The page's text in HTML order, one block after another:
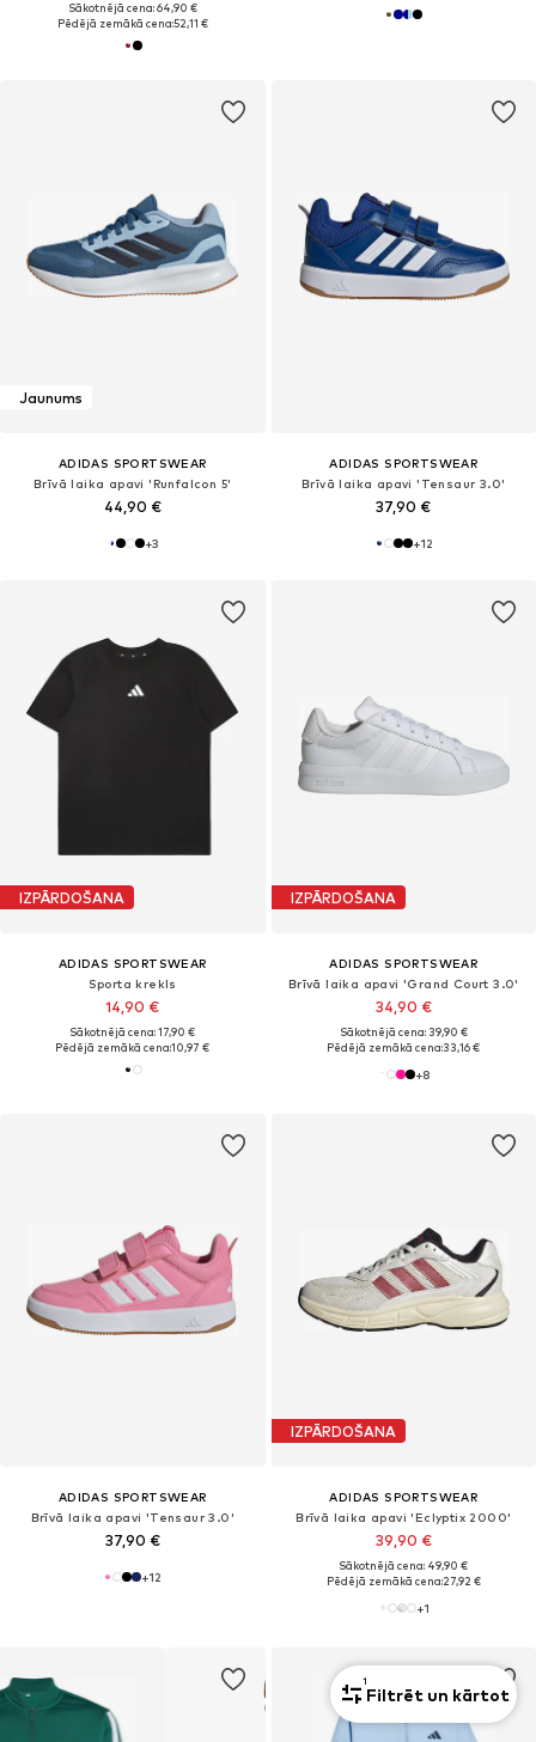
Sākotnējā cena: 64,90 €
Pēdējā zemākā cena:52,11 €
Jaunums
ADIDAS SPORTSWEAR
Brīvā laika apavi 'Runfalcon 5'
44,90 €
+3
ADIDAS SPORTSWEAR
Brīvā laika apavi 'Tensaur 3.0'
37,90 €
+12
IZPĀRDOŠANA
ADIDAS SPORTSWEAR
Sporta krekls
14,90 €
Sākotnējā cena: 17,90 €
Pēdējā zemākā cena:10,97 €
IZPĀRDOŠANA
ADIDAS SPORTSWEAR
Brīvā laika apavi 'Grand Court 3.0'
34,90 €
Sākotnējā cena: 39,90 €
Pēdējā zemākā cena:33,16 €
+8
ADIDAS SPORTSWEAR
Brīvā laika apavi 'Tensaur 3.0'
37,90 €
+12
IZPĀRDOŠANA
ADIDAS SPORTSWEAR
Brīvā laika apavi 'Eclyptix 2000'
39,90 €
Sākotnējā cena: 49,90 €
Pēdējā zemākā cena:27,92 €
+1
1
Filtrēt un kārtot